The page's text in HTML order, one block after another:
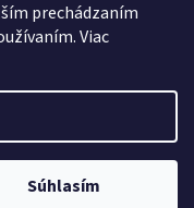
prechádzaním
Viac
Súhlasím
práva vyhradené.